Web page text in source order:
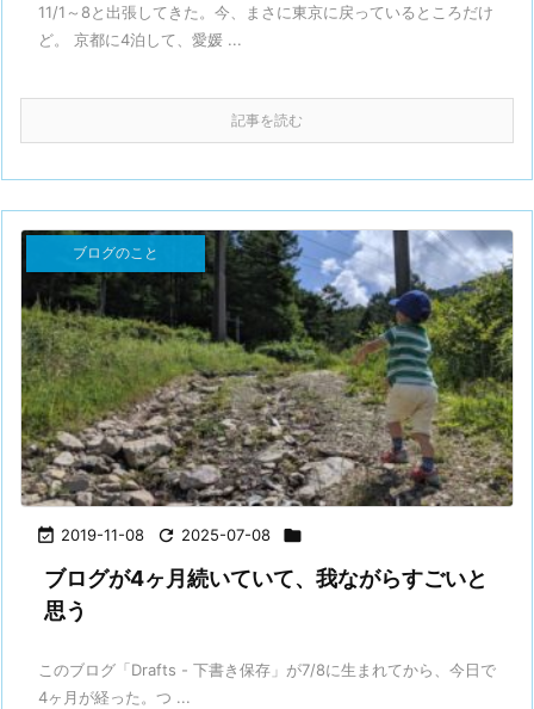
11/1～8と出張してきた。今、まさに東京に戻っているところだけ
ど。 京都に4泊して、愛媛 ...
記事を読む
 2019-11-08  2025-07-08 
ブログのこと
ブログが4ヶ月続いていて、我ながらすごいと
思う
このブログ「Drafts - 下書き保存」が7/8に生まれてから、今日で
4ヶ月が経った。つ ...